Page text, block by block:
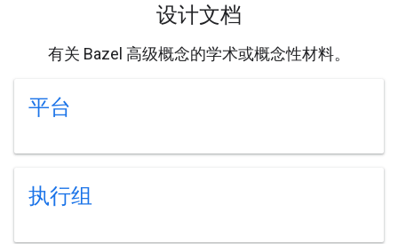
设计文档
有关 Bazel 高级概念的学术或概念性材料。
平台
执行组